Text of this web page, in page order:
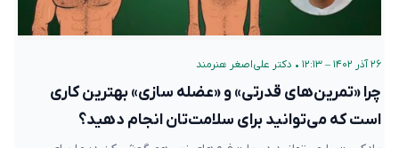
۲۶ آذر ۱۴۰۲ – ۱۲:۱۳ • دکتر علی‌اصغر هنرمند
چرا «تمرین‌های قدرتی» و «عضله سازی» بهترین کاری
است که می‌توانید برای سلامت‌تان انجام دهید؟